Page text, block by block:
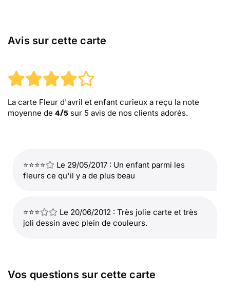
Avis sur cette carte
La carte Fleur d'avril et enfant curieux a reçu la note
moyenne de 4/5 sur 5 avis de nos clients adorés.
⭐⭐⭐⭐
Le 29/05/2017 : Un enfant parmi les
fleurs ce qu'il y a de plus beau
⭐⭐⭐
Le 20/06/2012 : Très jolie carte et très
joli dessin avec plein de couleurs.
Vos questions sur cette carte